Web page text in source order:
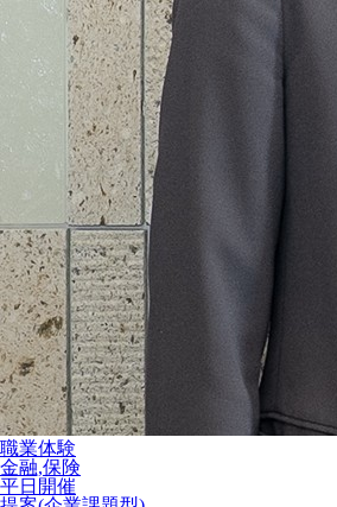
職業体験
金融,保険
平日開催